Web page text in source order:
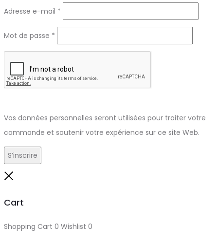
Adresse e-mail *
Mot de passe *
Vos données personnelles seront utilisées pour traiter votre
commande et soutenir votre expérience sur ce site Web.
S’inscrire
Cart
Shopping Cart 0 Wishlist 0